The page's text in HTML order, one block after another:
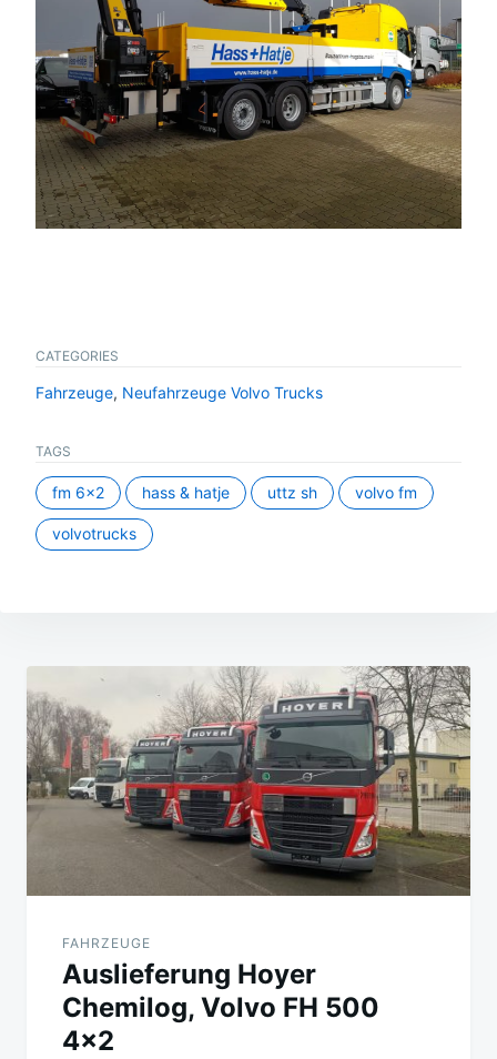
CATEGORIES
Fahrzeuge, Neufahrzeuge Volvo Trucks
TAGS
fm 6x2 hass & hatje uttz sh volvo fm
volvotrucks
Beitragsnavigation
FAHRZEUGE
Auslieferung Hoyer
Chemilog, Volvo FH 500
4×2